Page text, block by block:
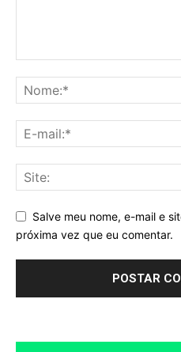
Salve meu nome, e-mail e
próxima vez que eu comentar.